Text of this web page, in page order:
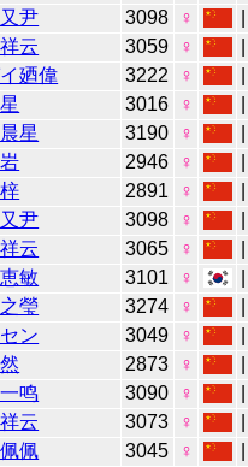
尹 3098 ♀
云 3059 ♀
廼偉 3222 ♀
3016 ♀
星 3190 ♀
2946 ♀
2891 ♀
尹 3098 ♀
云 3065 ♀
敏 3101 ♀
瑩 3274 ♀
ン 3049 ♀
2873 ♀
鸣 3090 ♀
云 3073 ♀
佩 3045 ♀